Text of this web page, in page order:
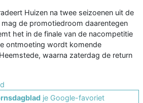
Huizen na twee seizoenen uit de
mag de promotiedroom daarentegen
het in de finale van de nacompetitie
ontmoeting wordt komende
waarna zaterdag de return
je Google-favoriet